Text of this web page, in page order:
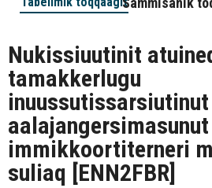
Nukissiuutinit
tamakkerlugu
inuussutissarsiutinut
aalajangersimasunut
immikkoortiterneri
suliaq [ENN2FBR]